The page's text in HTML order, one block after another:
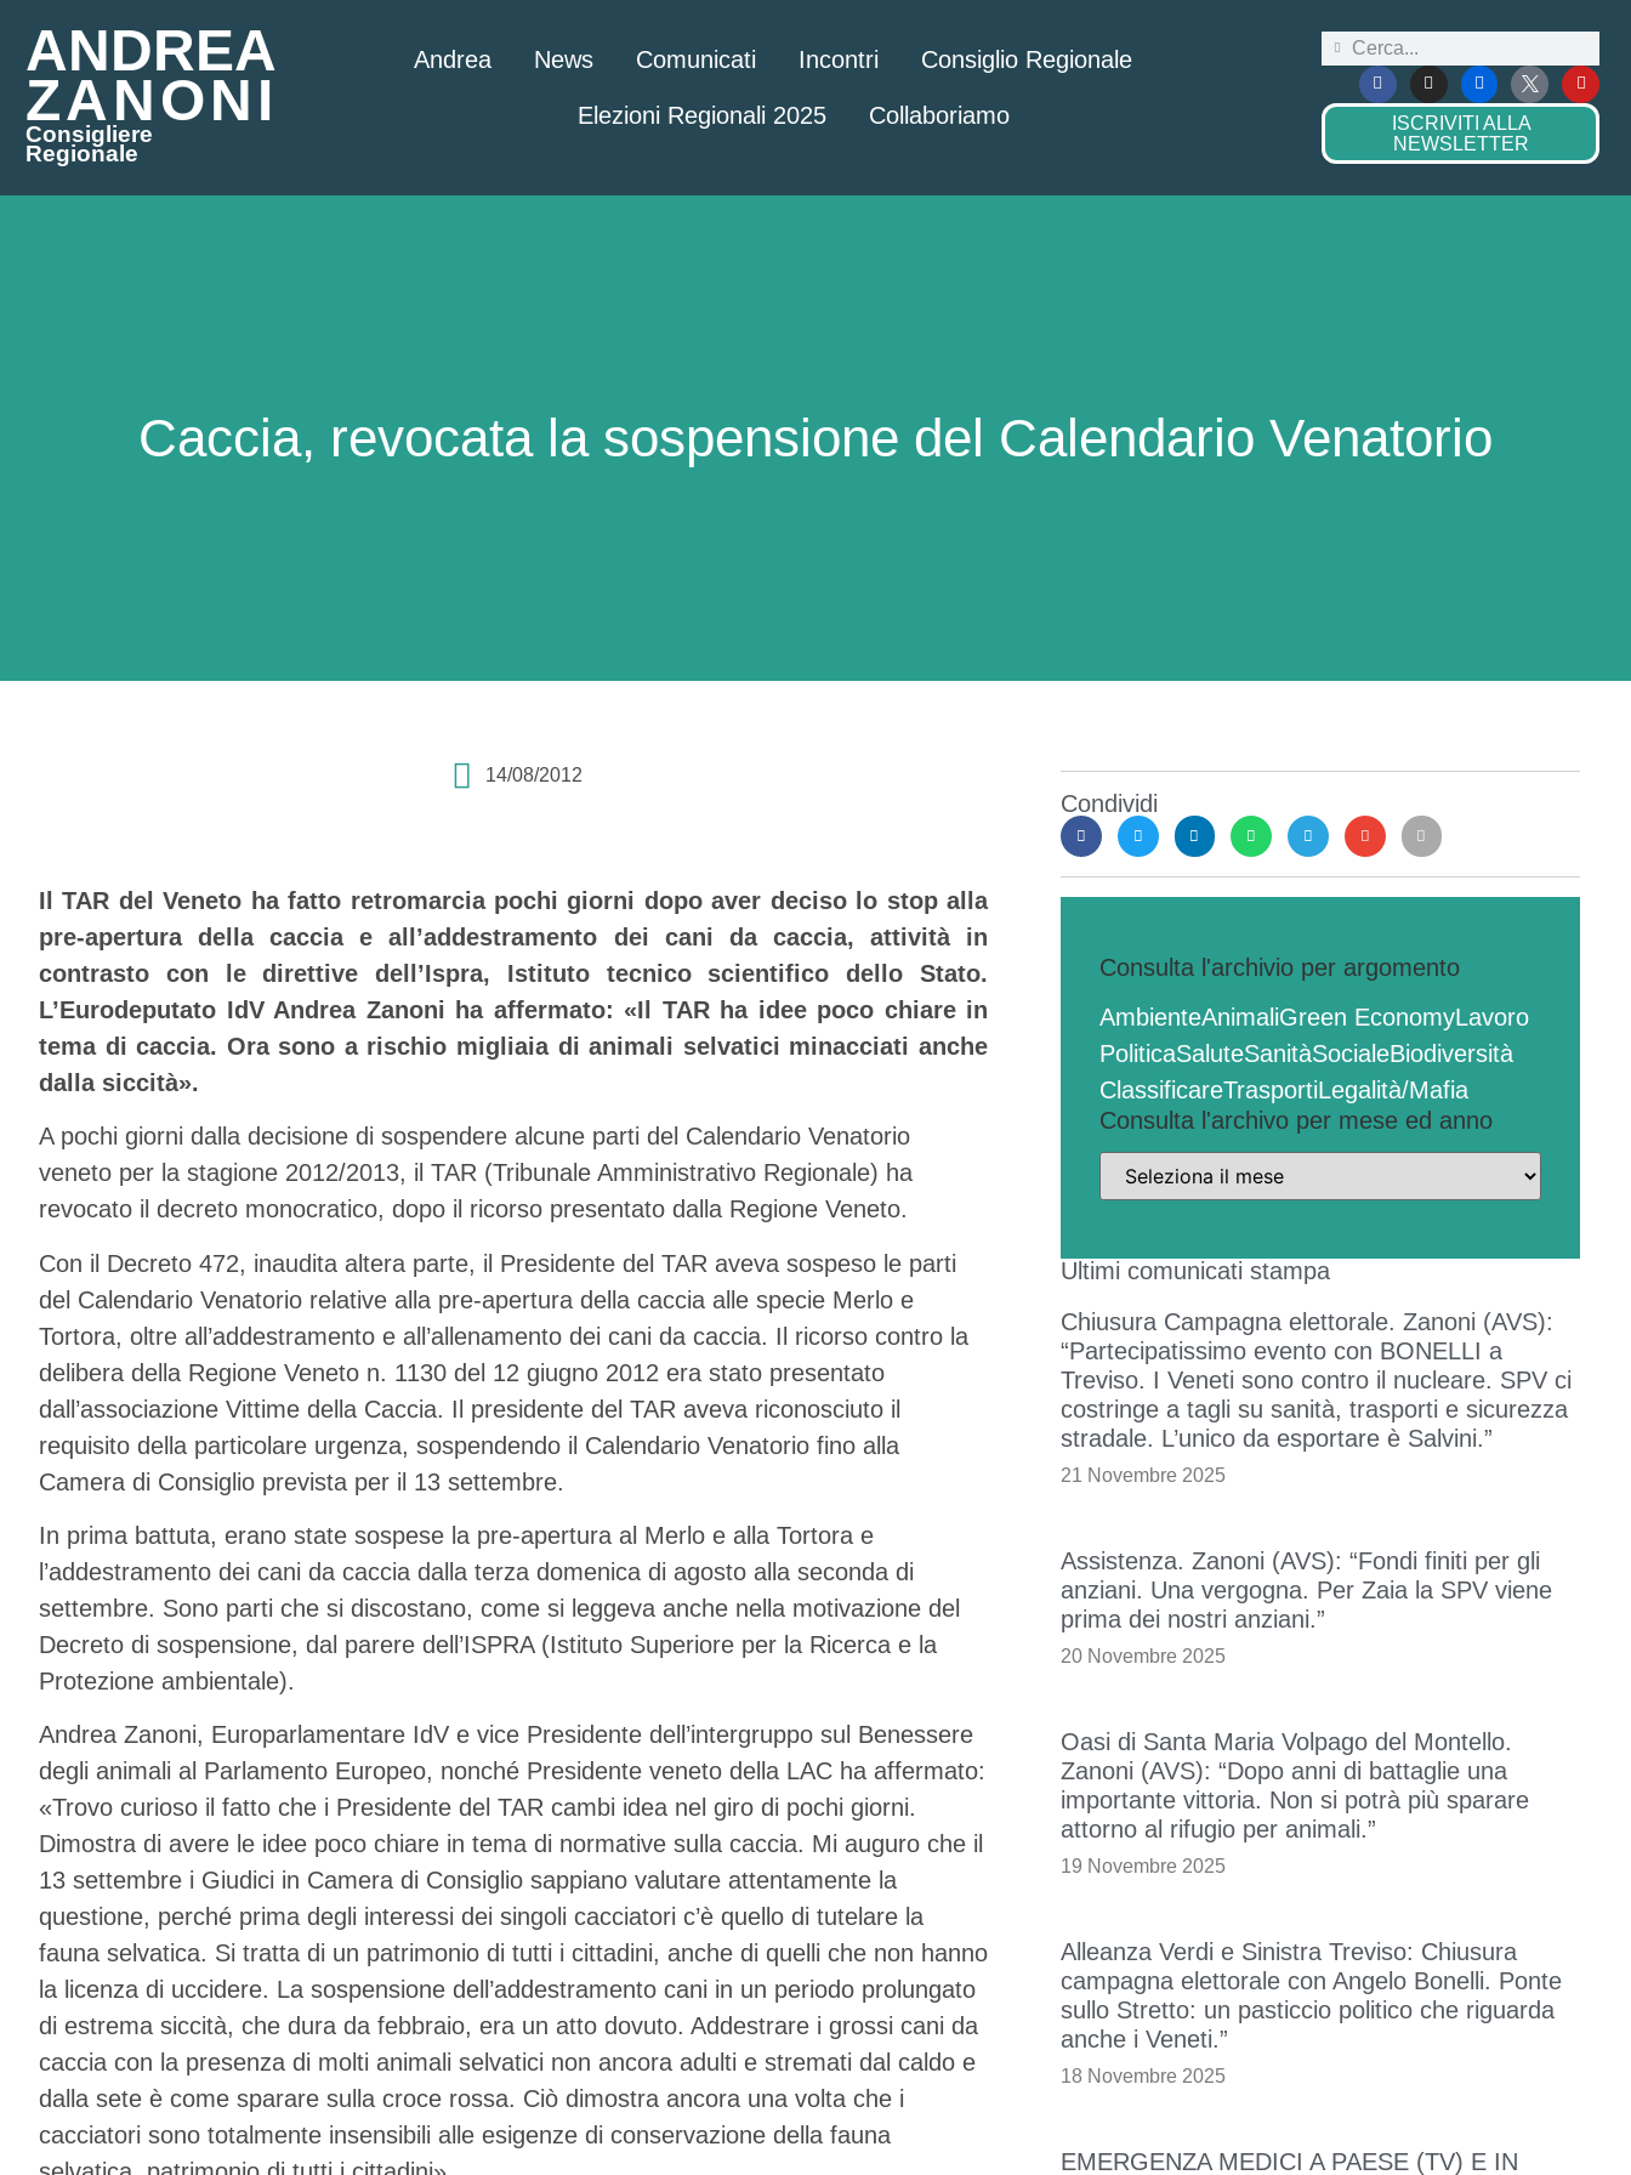
ANDREA
ZANONI
Consigliere
Regionale
Andrea News Comunicati Incontri Consiglio Regionale
Elezioni Regionali 2025 Collaboriamo
ISCRIVITI ALLA
NEWSLETTER
Caccia, revocata la sospensione del Calendario Venatorio
14/08/2012
Il TAR del Veneto ha fatto retromarcia pochi giorni dopo aver deciso lo stop alla
pre-apertura della caccia e all’addestramento dei cani da caccia, attività in
contrasto con le direttive dell’Ispra, Istituto tecnico scientifico dello Stato.
L’Eurodeputato IdV Andrea Zanoni ha affermato: «Il TAR ha idee poco chiare in
tema di caccia. Ora sono a rischio migliaia di animali selvatici minacciati anche
dalla siccità».
A pochi giorni dalla decisione di sospendere alcune parti del Calendario Venatorio
veneto per la stagione 2012/2013, il TAR (Tribunale Amministrativo Regionale) ha
revocato il decreto monocratico, dopo il ricorso presentato dalla Regione Veneto.
Con il Decreto 472, inaudita altera parte, il Presidente del TAR aveva sospeso le parti
del Calendario Venatorio relative alla pre-apertura della caccia alle specie Merlo e
Tortora, oltre all’addestramento e all’allenamento dei cani da caccia. Il ricorso contro la
delibera della Regione Veneto n. 1130 del 12 giugno 2012 era stato presentato
dall’associazione Vittime della Caccia. Il presidente del TAR aveva riconosciuto il
requisito della particolare urgenza, sospendendo il Calendario Venatorio fino alla
Camera di Consiglio prevista per il 13 settembre.
In prima battuta, erano state sospese la pre-apertura al Merlo e alla Tortora e
l’addestramento dei cani da caccia dalla terza domenica di agosto alla seconda di
settembre. Sono parti che si discostano, come si leggeva anche nella motivazione del
Decreto di sospensione, dal parere dell’ISPRA (Istituto Superiore per la Ricerca e la
Protezione ambientale).
Andrea Zanoni, Europarlamentare IdV e vice Presidente dell’intergruppo sul Benessere
degli animali al Parlamento Europeo, nonché Presidente veneto della LAC ha affermato:
«Trovo curioso il fatto che i Presidente del TAR cambi idea nel giro di pochi giorni.
Dimostra di avere le idee poco chiare in tema di normative sulla caccia. Mi auguro che il
13 settembre i Giudici in Camera di Consiglio sappiano valutare attentamente la
questione, perché prima degli interessi dei singoli cacciatori c’è quello di tutelare la
fauna selvatica. Si tratta di un patrimonio di tutti i cittadini, anche di quelli che non hanno
la licenza di uccidere. La sospensione dell’addestramento cani in un periodo prolungato
di estrema siccità, che dura da febbraio, era un atto dovuto. Addestrare i grossi cani da
caccia con la presenza di molti animali selvatici non ancora adulti e stremati dal caldo e
dalla sete è come sparare sulla croce rossa. Ciò dimostra ancora una volta che i
cacciatori sono totalmente insensibili alle esigenze di conservazione della fauna
Condividi
Consulta l'archivio per argomento
AmbienteAnimaliGreen EconomyLavoro
PoliticaSaluteSanitàSocialeBiodiversità
ClassificareTrasportiLegalità/Mafia
Consulta l'archivo per mese ed anno
Ultimi comunicati stampa
Chiusura Campagna elettorale. Zanoni (AVS):
“Partecipatissimo evento con BONELLI a
Treviso. I Veneti sono contro il nucleare. SPV ci
costringe a tagli su sanità, trasporti e sicurezza
stradale. L’unico da esportare è Salvini.”
21 Novembre 2025
Assistenza. Zanoni (AVS): “Fondi finiti per gli
anziani. Una vergogna. Per Zaia la SPV viene
prima dei nostri anziani.”
20 Novembre 2025
Oasi di Santa Maria Volpago del Montello.
Zanoni (AVS): “Dopo anni di battaglie una
importante vittoria. Non si potrà più sparare
attorno al rifugio per animali.”
19 Novembre 2025
Alleanza Verdi e Sinistra Treviso: Chiusura
campagna elettorale con Angelo Bonelli. Ponte
sullo Stretto: un pasticcio politico che riguarda
anche i Veneti.”
18 Novembre 2025
EMERGENZA MEDICI A PAESE (TV) E IN